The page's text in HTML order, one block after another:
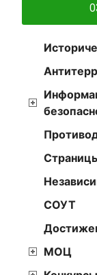
СОУТ
МОЦ